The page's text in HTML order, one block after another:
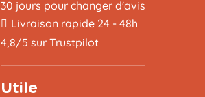
30 jours pour changer d'avis
Livraison rapide 24 - 48h
4,8/5 sur Trustpilot
Utile